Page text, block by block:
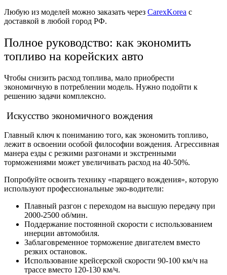
Любую из моделей можно заказать через CarexKorea с
доставкой в любой город РФ.
Полное руководство: как экономить
топливо на корейских авто
Чтобы снизить расход топлива, мало приобрести
экономичную в потреблении модель. Нужно подойти к
решению задачи комплексно.
Искусство экономичного вождения
Главный ключ к пониманию того, как экономить топливо,
лежит в освоении особой философии вождения. Агрессивная
манера езды с резкими разгонами и экстренными
торможениями может увеличивать расход на 40-50%.
Попробуйте освоить технику «парящего вождения», которую
используют профессиональные эко-водители:
Плавный разгон с переходом на высшую передачу при
2000-2500 об/мин.
Поддержание постоянной скорости с использованием
инерции автомобиля.
Заблаговременное торможение двигателем вместо
резких остановок.
Использование крейсерской скорости 90-100 км/ч на
трассе вместо 120-130 км/ч.